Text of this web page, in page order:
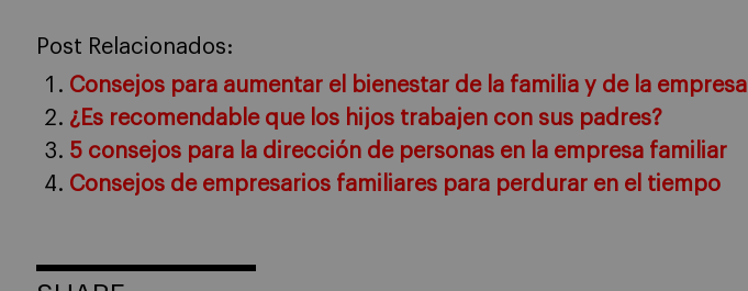
Post Relacionados:
Consejos para aumentar el bienestar de la familia y de la empresa
¿Es recomendable que los hijos trabajen con sus padres?
5 consejos para la dirección de personas en la empresa familiar
Consejos de empresarios familiares para perdurar en el tiempo